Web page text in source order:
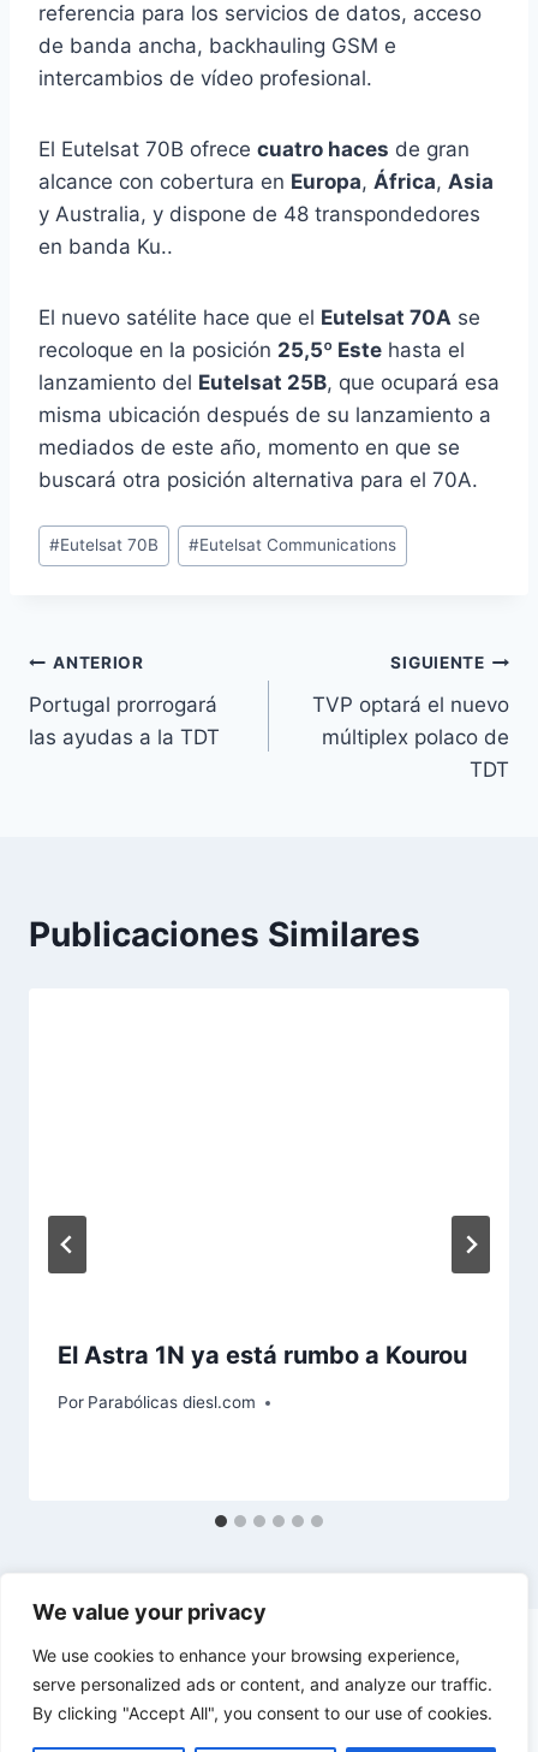
We value your privacy
We use cookies to enhance your browsing experience,
serve personalized ads or content, and analyze our traffic.
By clicking "Accept All", you consent to our use of cookies.
referencia para los servicios de datos, acceso
de banda ancha, backhauling GSM e
intercambios de vídeo profesional.
El Eutelsat 70B ofrece cuatro haces de gran
alcance con cobertura en Europa, África, Asia
y Australia, y dispone de 48 transpondedores
en banda Ku..
El nuevo satélite hace que el Eutelsat 70A se
recoloque en la posición 25,5º Este hasta el
lanzamiento del Eutelsat 25B, que ocupará esa
misma ubicación después de su lanzamiento a
mediados de este año, momento en que se
buscará otra posición alternativa para el 70A.
Etiquetas
de
#Eutelsat 70B #Eutelsat Communications
Navegación
de
ANTERIOR
Portugal prorrogará
las ayudas a la TDT
SIGUIENTE
TVP optará el nuevo
múltiplex polaco de
TDT
Publicaciones Similares
El Astra 1N ya está rumbo a Kourou
Por Parabólicas diesl.com
© 2026 diesl.com - Tema para WordPress por